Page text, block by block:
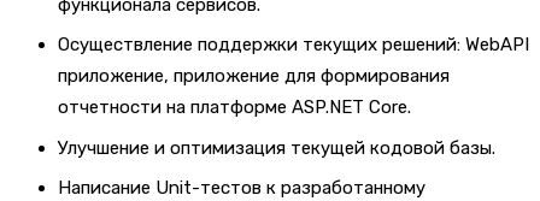
функционала сервисов.
Осуществление поддержки текущих решений: WebAPI
приложение, приложение для формирования
отчетности на платформе ASP.NET Core.
Улучшение и оптимизация текущей кодовой базы.
Написание Unit-тестов к разработанному